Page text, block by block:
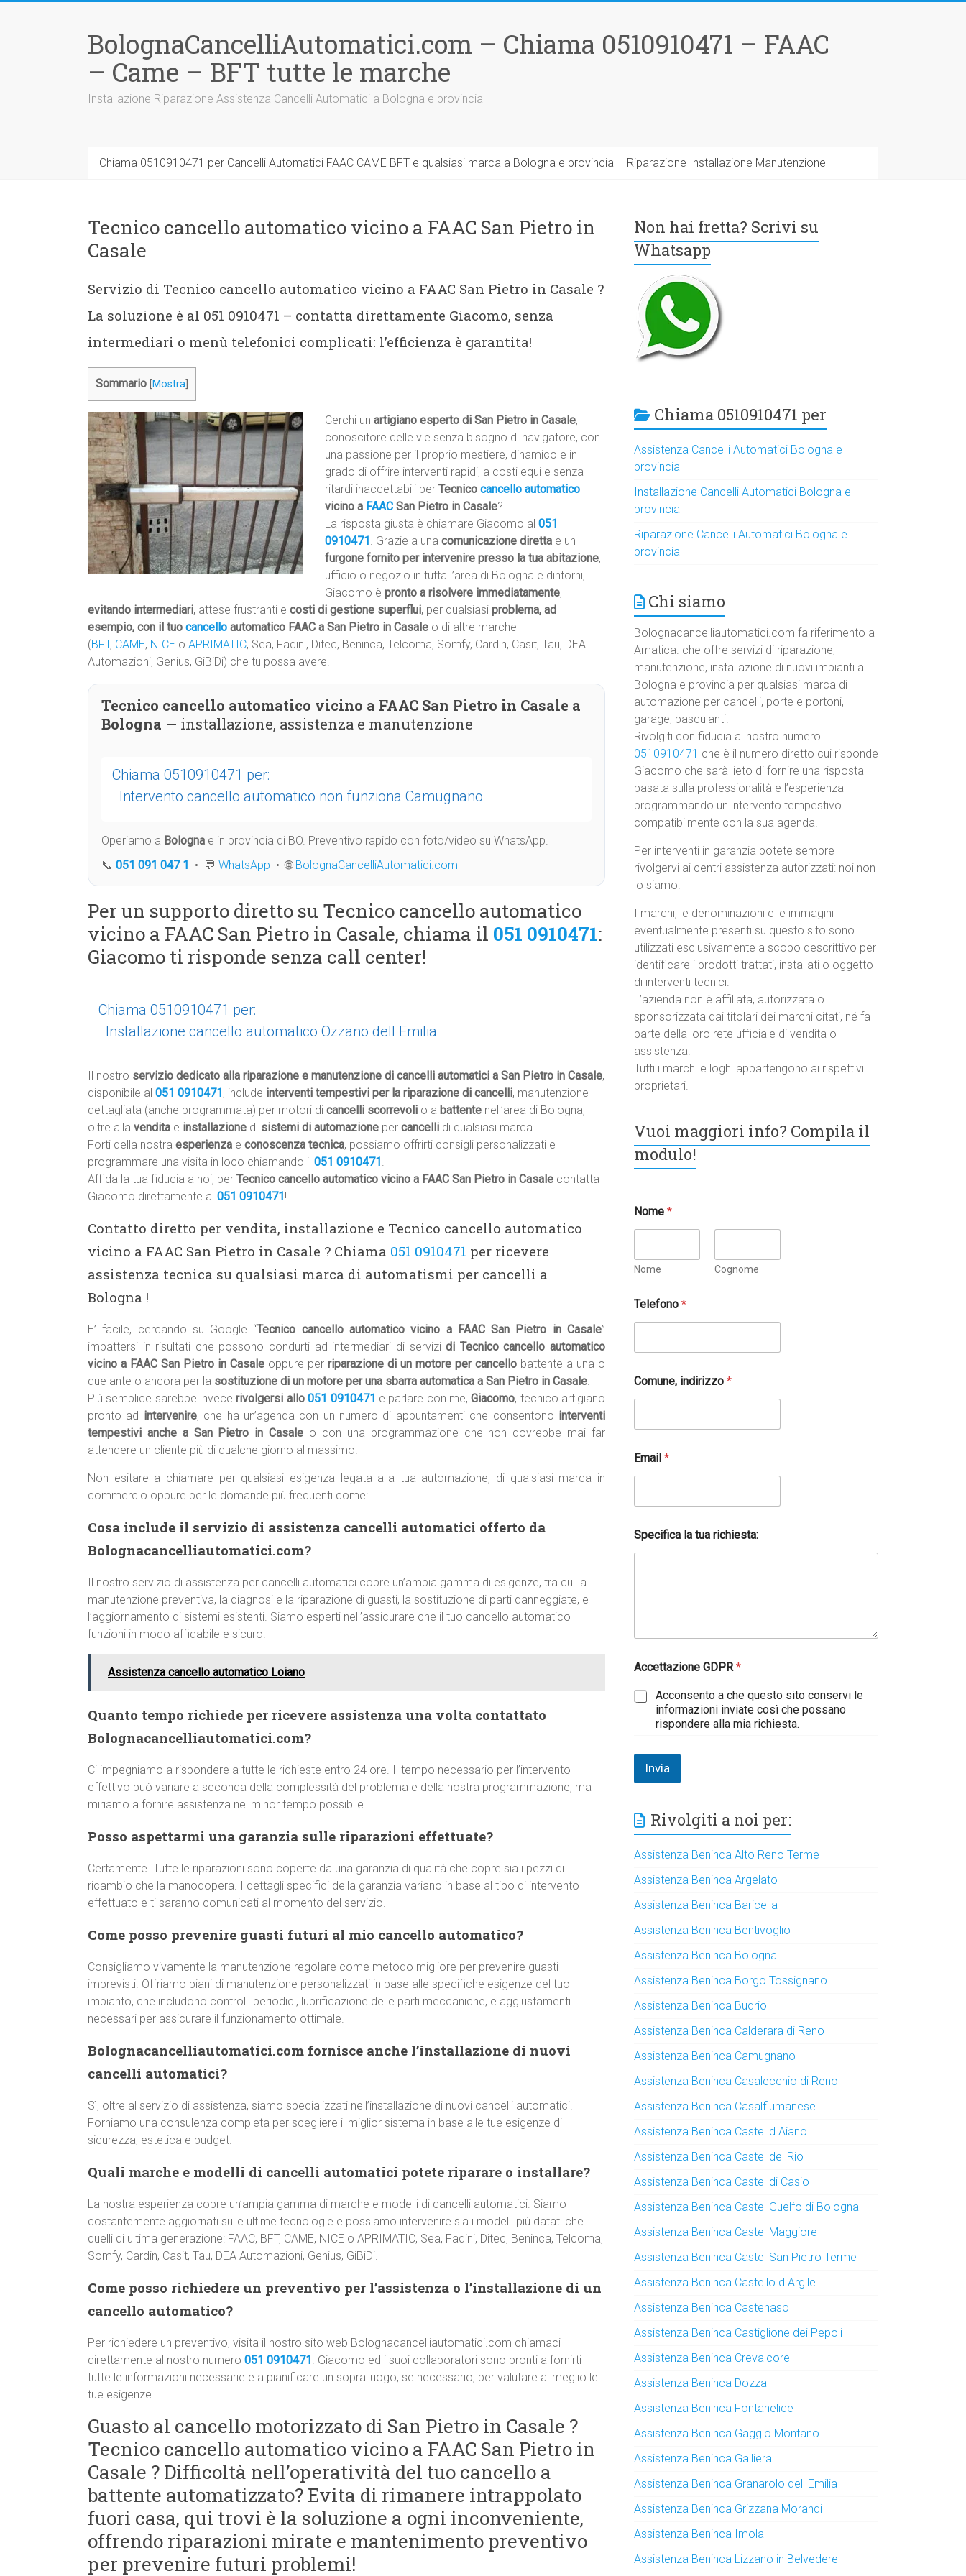
BolognaCancelliAutomatici.com – Chiama 0510910471 – FAAC
– Came – BFT tutte le marche
Installazione Riparazione Assistenza Cancelli Automatici a Bologna e provincia
Chiama 0510910471 per Cancelli Automatici FAAC CAME BFT e qualsiasi marca a Bologna e provincia – Riparazione Installazione Manutenzione
Tecnico cancello automatico vicino a FAAC San Pietro in
Casale
Servizio di Tecnico cancello automatico vicino a FAAC San Pietro in Casale ?
La soluzione è al 051 0910471 – contatta direttamente Giacomo, senza
intermediari o menù telefonici complicati: l’efficienza è garantita!
Sommario Mostra
Cerchi un artigiano esperto di San Pietro in Casale,
conoscitore delle vie senza bisogno di navigatore, con
una passione per il proprio mestiere, dinamico e in
grado di offrire interventi rapidi, a costi equi e senza
ritardi inaccettabili per Tecnico cancello automatico
vicino a FAAC San Pietro in Casale?
La risposta giusta è chiamare Giacomo al 051
0910471 . Grazie a una comunicazione diretta e un
furgone fornito per intervenire presso la tua abitazione,
ufficio o negozio in tutta l’area di Bologna e dintorni,
Giacomo è pronto a risolvere immediatamente,
evitando intermediari, attese frustranti e costi di gestione superflui, per qualsiasi problema, ad
esempio, con il tuo cancello automatico FAAC a San Pietro in Casale o di altre marche
(BFT, CAME, NICE o APRIMATIC, Sea, Fadini, Ditec, Beninca, Telcoma, Somfy, Cardin, Casit, Tau, DEA
Automazioni, Genius, GiBiDi) che tu possa avere.
Tecnico cancello automatico vicino a FAAC San Pietro in Casale a
Bologna — installazione, assistenza e manutenzione
Chiama 0510910471 per:
Intervento cancello automatico non funziona Camugnano
Operiamo a Bologna e in provincia di BO. Preventivo rapido con foto/video su WhatsApp.
📞 051 091 047 1 • 💬 WhatsApp • 🌐 BolognaCancelliAutomatici.com
Per un supporto diretto su Tecnico cancello automatico
vicino a FAAC San Pietro in Casale, chiama il 051 0910471:
Giacomo ti risponde senza call center!
Chiama 0510910471 per:
Installazione cancello automatico Ozzano dell Emilia
Il nostro servizio dedicato alla riparazione e manutenzione di cancelli automatici a San Pietro in Casale,
disponibile al 051 0910471 , include interventi tempestivi per la riparazione di cancelli, manutenzione
dettagliata (anche programmata) per motori di cancelli scorrevoli o a battente nell’area di Bologna,
oltre alla vendita e installazione di sistemi di automazione per cancelli di qualsiasi marca.
Forti della nostra esperienza e conoscenza tecnica, possiamo offrirti consigli personalizzati e
programmare una visita in loco chiamando il 051 0910471 .
Affida la tua fiducia a noi, per Tecnico cancello automatico vicino a FAAC San Pietro in Casale contatta
Giacomo direttamente al 051 0910471 !
Contatto diretto per vendita, installazione e Tecnico cancello automatico
vicino a FAAC San Pietro in Casale ? Chiama 051 0910471 per ricevere
assistenza tecnica su qualsiasi marca di automatismi per cancelli a
Bologna !
E’ facile, cercando su Google “Tecnico cancello automatico vicino a FAAC San Pietro in Casale”
imbattersi in risultati che possono condurti ad intermediari di servizidi Tecnico cancello automatico
vicino a FAAC San Pietro in Casale oppure per riparazione di un motore per cancello battente a una o
due ante o ancora per la sostituzione di un motore per una sbarra automatica a San Pietro in Casale.
Più semplice sarebbe invecerivolgersi allo051 0910471 e parlare con me,Giacomo, tecnico artigiano
pronto ad intervenire, che ha un’agenda con un numero di appuntamenti che consentono interventi
tempestivi anche a San Pietro in Casale o con una programmazione che non dovrebbe mai far
attendere un cliente più di qualche giorno al massimo!
Non esitare a chiamare per qualsiasi esigenza legata alla tua automazione, di qualsiasi marca in
commercio oppure per le domande più frequenti come:
Cosa include il servizio di assistenza cancelli automatici offerto da
Bolognacancelliautomatici.com?
Il nostro servizio di assistenza per cancelli automatici copre un’ampia gamma di esigenze, tra cui la
manutenzione preventiva, la diagnosi e la riparazione di guasti, la sostituzione di parti danneggiate, e
l’aggiornamento di sistemi esistenti. Siamo esperti nell’assicurare che il tuo cancello automatico
funzioni in modo affidabile e sicuro.
Assistenza cancello automatico Loiano
Quanto tempo richiede per ricevere assistenza una volta contattato
Bolognacancelliautomatici.com?
Ci impegniamo a rispondere a tutte le richieste entro 24 ore. Il tempo necessario per l’intervento
effettivo può variare a seconda della complessità del problema e della nostra programmazione, ma
miriamo a fornire assistenza nel minor tempo possibile.
Posso aspettarmi una garanzia sulle riparazioni effettuate?
Certamente. Tutte le riparazioni sono coperte da una garanzia di qualità che copre sia i pezzi di
ricambio che la manodopera. I dettagli specifici della garanzia variano in base al tipo di intervento
effettuato e ti saranno comunicati al momento del servizio.
Come posso prevenire guasti futuri al mio cancello automatico?
Consigliamo vivamente la manutenzione regolare come metodo migliore per prevenire guasti
imprevisti. Offriamo piani di manutenzione personalizzati in base alle specifiche esigenze del tuo
impianto, che includono controlli periodici, lubrificazione delle parti meccaniche, e aggiustamenti
necessari per assicurare il funzionamento ottimale.
Bolognacancelliautomatici.com fornisce anche l’installazione di nuovi
cancelli automatici?
Sì, oltre al servizio di assistenza, siamo specializzati nell’installazione di nuovi cancelli automatici.
Forniamo una consulenza completa per scegliere il miglior sistema in base alle tue esigenze di
sicurezza, estetica e budget.
Quali marche e modelli di cancelli automatici potete riparare o installare?
La nostra esperienza copre un’ampia gamma di marche e modelli di cancelli automatici. Siamo
costantemente aggiornati sulle ultime tecnologie e possiamo intervenire sia i modelli più datati che
quelli di ultima generazione: FAAC, BFT, CAME, NICE o APRIMATIC, Sea, Fadini, Ditec, Beninca, Telcoma,
Somfy, Cardin, Casit, Tau, DEA Automazioni, Genius, GiBiDi.
Come posso richiedere un preventivo per l’assistenza o l’installazione di un
cancello automatico?
Per richiedere un preventivo, visita il nostro sito web Bolognacancelliautomatici.com chiamaci
direttamente al nostro numero 051 0910471 . Giacomo ed i suoi collaboratori sono pronti a fornirti
tutte le informazioni necessarie e a pianificare un sopralluogo, se necessario, per valutare al meglio le
tue esigenze.
Guasto al cancello motorizzato di San Pietro in Casale ?
Tecnico cancello automatico vicino a FAAC San Pietro in
Casale ? Difficoltà nell’operatività del tuo cancello a
battente automatizzato? Evita di rimanere intrappolato
fuori casa, qui trovi è la soluzione a ogni inconveniente,
offrendo riparazioni mirate e mantenimento preventivo
per prevenire futuri problemi!
Non hai fretta? Scrivi su
Whatsapp
Chiama 0510910471 per
Assistenza Cancelli Automatici Bologna e
provincia
Installazione Cancelli Automatici Bologna e
provincia
Riparazione Cancelli Automatici Bologna e
provincia
Chi siamo
Bolognacancelliautomatici.com fa riferimento a
Amatica. che offre servizi di riparazione,
manutenzione, installazione di nuovi impianti a
Bologna e provincia per qualsiasi marca di
automazione per cancelli, porte e portoni,
garage, basculanti.
Rivolgiti con fiducia al nostro numero
0510910471 che è il numero diretto cui risponde
Giacomo che sarà lieto di fornire una risposta
basata sulla professionalità e l’esperienza
programmando un intervento tempestivo
compatibilmente con la sua agenda.
Per interventi in garanzia potete sempre
rivolgervi ai centri assistenza autorizzati: noi non
lo siamo.
I marchi, le denominazioni e le immagini
eventualmente presenti su questo sito sono
utilizzati esclusivamente a scopo descrittivo per
identificare i prodotti trattati, installati o oggetto
di interventi tecnici.
L’azienda non è affiliata, autorizzata o
sponsorizzata dai titolari dei marchi citati, né fa
parte della loro rete ufficiale di vendita o
assistenza.
Tutti i marchi e loghi appartengono ai rispettivi
proprietari.
Vuoi maggiori info? Compila il
modulo!
Nome*
Nome Cognome
Telefono*
Comune, indirizzo*
Email*
Specifica la tua richiesta:
Accettazione GDPR*
Acconsento a che questo sito conservi le
informazioni inviate così che possano
rispondere alla mia richiesta.
Invia
Rivolgiti a noi per:
Assistenza Beninca Alto Reno Terme
Assistenza Beninca Argelato
Assistenza Beninca Baricella
Assistenza Beninca Bentivoglio
Assistenza Beninca Bologna
Assistenza Beninca Borgo Tossignano
Assistenza Beninca Budrio
Assistenza Beninca Calderara di Reno
Assistenza Beninca Camugnano
Assistenza Beninca Casalecchio di Reno
Assistenza Beninca Casalfiumanese
Assistenza Beninca Castel d Aiano
Assistenza Beninca Castel del Rio
Assistenza Beninca Castel di Casio
Assistenza Beninca Castel Guelfo di Bologna
Assistenza Beninca Castel Maggiore
Assistenza Beninca Castel San Pietro Terme
Assistenza Beninca Castello d Argile
Assistenza Beninca Castenaso
Assistenza Beninca Castiglione dei Pepoli
Assistenza Beninca Crevalcore
Assistenza Beninca Dozza
Assistenza Beninca Fontanelice
Assistenza Beninca Gaggio Montano
Assistenza Beninca Galliera
Assistenza Beninca Granarolo dell Emilia
Assistenza Beninca Grizzana Morandi
Assistenza Beninca Imola
Assistenza Beninca Lizzano in Belvedere